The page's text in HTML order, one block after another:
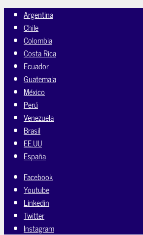
Argentina
Chile
Colombia
Costa Rica
Ecuador
Guatemala
México
Perú
Venezuela
Brasil
EE.UU
España
Facebook
Youtube
Linkedin
Twitter
Instagram